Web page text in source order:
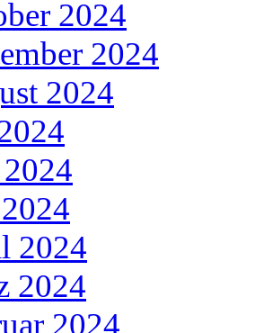
2024
2024
2024
2024
2024
2024